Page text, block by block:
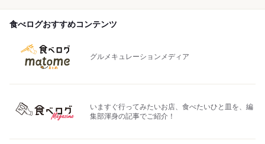
食べログおすすめコンテンツ
グルメキュレーションメディア
いますぐ行ってみたいお店、食べたいひと皿を、編
集部渾身の記事でご紹介！